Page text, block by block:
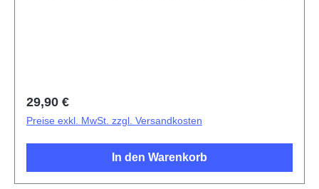
Regulärer Preis:
29,90 €
Preise exkl. MwSt. zzgl. Versandkosten
In den Warenkorb